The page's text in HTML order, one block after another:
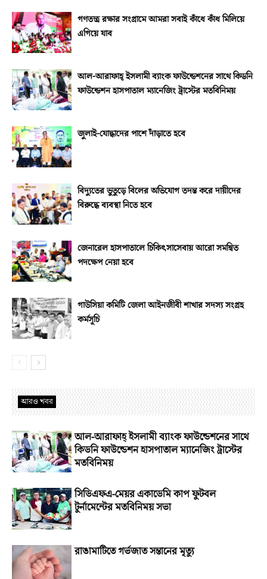
গণতন্ত্র রক্ষার সংগ্রামে আমরা সবাই কাঁধে কাঁধ মিলিয়ে
এগিয়ে যাব
আল-আরাফাহ্‌ ইসলামী ব্যাংক ফাউন্ডেশনের সাথে কিডনি
ফাউন্ডেশন হাসপাতাল ম্যানেজিং ট্রাস্টের মতবিনিময়
জুলাই-যোদ্ধাদের পাশে দাঁড়াতে হবে
বিদ্যুতের ভুতুড়ে বিলের অভিযোগ তদন্ত করে দায়ীদের
বিরুদ্ধে ব্যবস্থা নিতে হবে
জেনারেল হাসপাতালে চিকিৎসাসেবায় আরো সমন্বিত
পদক্ষেপ নেয়া হবে
গাউসিয়া কমিটি জেলা আইনজীবী শাখার সদস্য সংগ্রহ
কর্মসূচি
আরও খবর
আল-আরাফাহ্‌ ইসলামী ব্যাংক ফাউন্ডেশনের সাথে
কিডনি ফাউন্ডেশন হাসপাতাল ম্যানেজিং ট্রাস্টের
মতবিনিময়
সিডিএফএ-মেয়র একাডেমি কাপ ফুটবল
টুর্নামেন্টের মতবিনিময় সভা
রাঙামাটিতে গর্ভজাত সন্তানের মৃত্যু